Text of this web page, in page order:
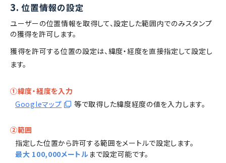
3. 位置情報の設定
ユーザーの位置情報を取得して、設定した範囲内でのみスタンプ
の獲得を許可します。
獲得を許可する位置の設定は、緯度・経度を直接指定して設定し
ます。
①緯度・経度を入力
Googleマップ
等で取得した緯度経度の値を入力します。
②範囲
指定した位置から許可する範囲をメートルで設定します。
最大 100,000メートルまで設定可能です。